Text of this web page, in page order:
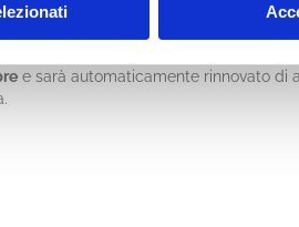
su ABICloud.
e sarà automaticamente rinnovato di